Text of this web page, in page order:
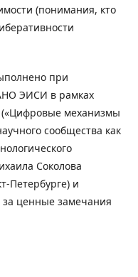
(понимания, кто
при
ЭИСИ в рамках
(«Цифровые механизмы
сообщества как
Соколова
Петербурге) и
ценные замечания